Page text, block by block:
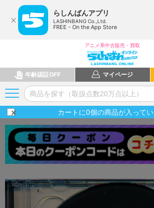
らしんばんアプリ
LASHINBANG Co.,Ltd.
FREE - On the App Store
アニメ系中古販売・買取
年齢認証OFF マイページ
カートに0個の商品が入って